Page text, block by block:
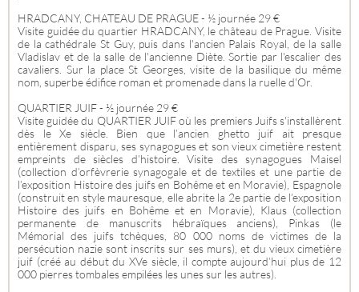
HRADCANY, CHATEAU DE PRAGUE - ½ journée 29 €
Visite guidée du quartier HRADCANY, le château de Prague. Visite
de la cathédrale St Guy, puis dans l'ancien Palais Royal, de la salle
Vladislav et de la salle de l'ancienne Diète. Sortie par l'escalier des
cavaliers. Sur la place St Georges, visite de la basilique du même
nom, superbe édifice roman et promenade dans la ruelle d'Or.
QUARTIER JUIF - ½ journée 29 €
Visite guidée du QUARTIER JUIF où les premiers Juifs s'installèrent
dès le Xe siècle. Bien que l’ancien ghetto juif ait presque
entièrement disparu, ses synagogues et son vieux cimetière restent
empreints de siècles d’histoire. Visite des synagogues Maisel
(collection d’orfèvrerie synagogale et de textiles et une partie de
l’exposition Histoire des juifs en Bohême et en Moravie), Espagnole
(construit en style mauresque, elle abrite la 2e partie de l’exposition
Histoire des juifs en Bohême et en Moravie), Klaus (collection
permanente de manuscrits hébraïques anciens), Pinkas (le
Mémorial des juifs tchèques, 80 000 noms de victimes de la
persécution nazie sont inscrits sur ses murs), et du vieux cimetière
juif (créé au début du XVe siècle, il compte aujourd’hui plus de 12
000 pierres tombales empilées les unes sur les autres).